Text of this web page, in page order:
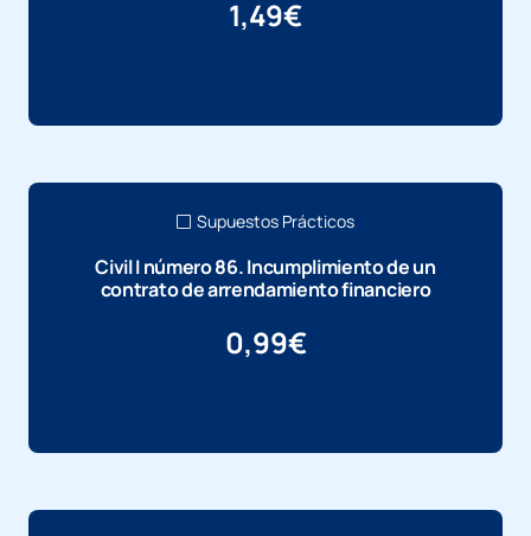
1,49€
Supuestos Prácticos
Civil I número 86. Incumplimiento de un
contrato de arrendamiento financiero
0,99€